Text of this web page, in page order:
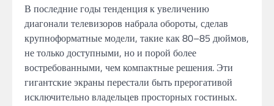
В последние годы тенденция к увеличению
диагонали телевизоров набрала обороты, сделав
крупноформатные модели, такие как 80–85 дюймов,
не только доступными, но и порой более
востребованными, чем компактные решения. Эти
гигантские экраны перестали быть прерогативой
исключительно владельцев просторных гостиных.